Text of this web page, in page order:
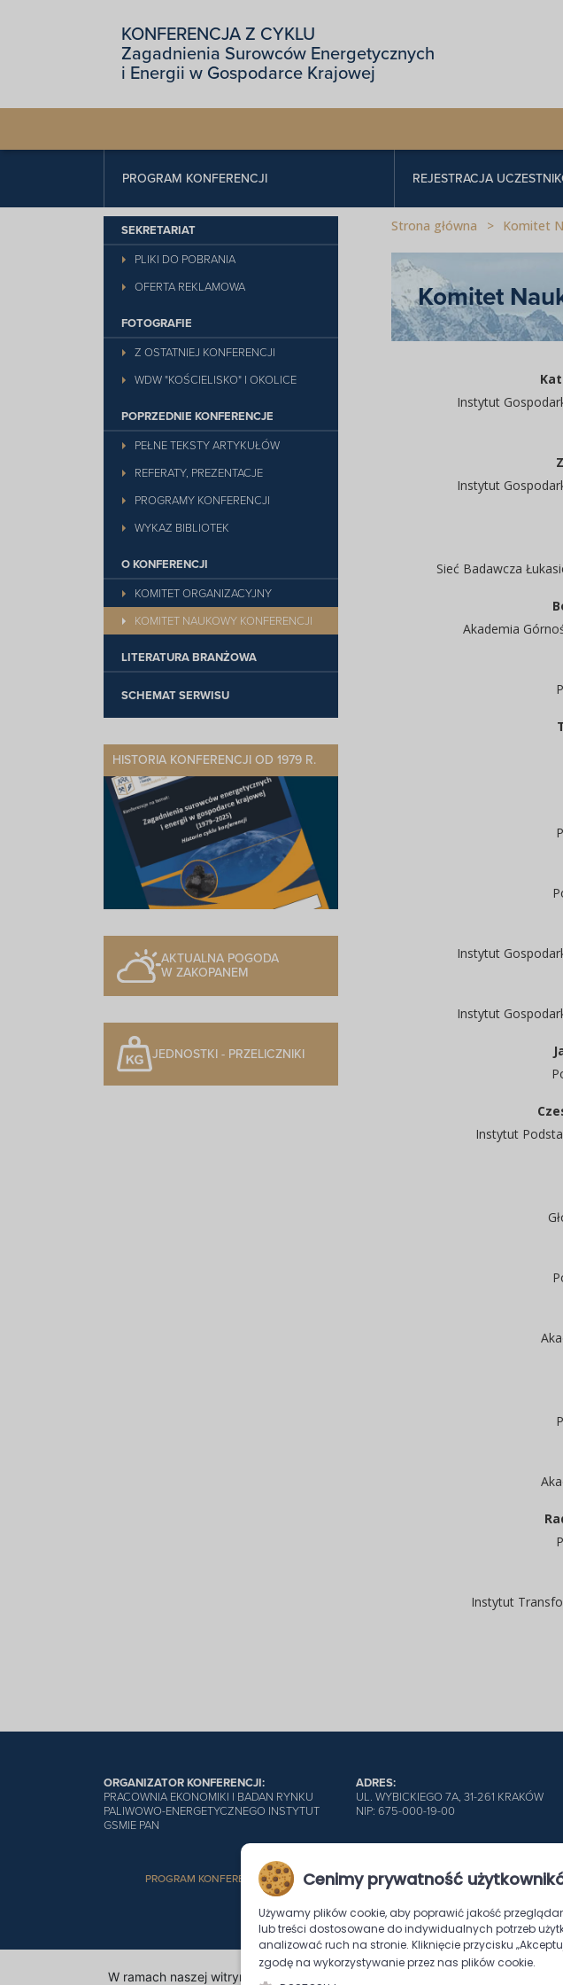
KONFERENCJA Z CYKLU
Zagadnienia Surowców Energetycznych
i Energii w Gospodarce Krajowej
PROGRAM KONFERENCJI REJESTRACJA
SEKRETARIAT
PLIKI DO POBRANIA
OFERTA REKLAMOWA
FOTOGRAFIE
Z OSTATNIEJ KONFERENCJI
WDW "KOŚCIELISKO" I OKOLICE
POPRZEDNIE KONFERENCJE
PEŁNE TEKSTY ARTYKUŁÓW
REFERATY, PREZENTACJE
PROGRAMY KONFERENCJI
WYKAZ BIBLIOTEK
O KONFERENCJI
KOMITET ORGANIZACYJNY
KOMITET NAUKOWY KONFERENCJI
LITERATURA BRANŻOWA
SCHEMAT SERWISU
HISTORIA KONFERENCJI OD 1979 R.
AKTUALNA POGODA
W ZAKOPANEM
JEDNOSTKI - PRZELICZNIKI
Strona główna Komitet
Komitet
Instytut
Instytut
Sieć Badawcza
Akademia
Instytut
Instytut
Instytut
Instytut
ORGANIZATOR KONFERENCJI:
PRACOWNIA EKONOMIKI I BADAN RYNKU
PALIWOWO-ENERGETYCZNEGO INSTYTUT
GSMIE PAN
ADRES:
UL. WYBICKIEGO 7A, 31-261 KRAKÓW
NIP: 675-000-19-00
PROGRAM KONFERENCJI REJESTRACJA UCZESTNIKÓW INFORMACJE DLA
W ramach naszej witryny stosujemy pliki cookies w celu świadczenia
Cenimy prywatność
Używamy plików cookie, aby poprawić jakość
lub treści dostosowane do indywidualnych potrzeb
analizować ruch na stronie. Kliknięcie przycisku
zgodę na wykorzystywanie przez nas plików cookie.